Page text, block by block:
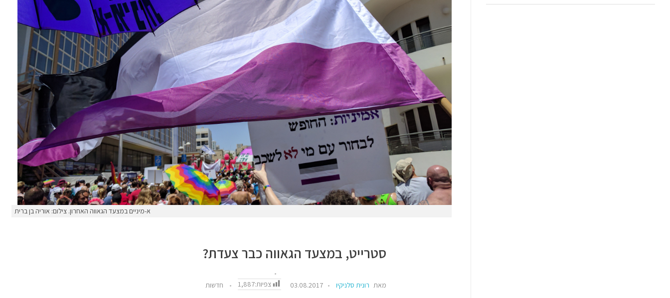
א-מיניים במצעד הגאווה האחרון. צילום: אוריה בן ברית
סטרייט, במצעד הגאווה כבר צעדת?
מאת רונית סלניקיו 03.08.2017 צפיות:1,887 חדשות